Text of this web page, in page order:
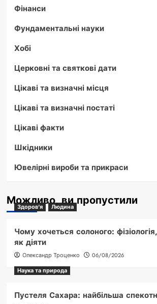
Фінанси
Фундаментальні науки
Хобі
Церковні та святкові дати
Цікаві та визначні місця
Цікаві та визначні постаті
Цікаві факти
Шкідники
Ювелірні вироби та прикраси
Можливо, ви пропустили
Здоров'я Людина
Чому хочеться солоного:
як діяти
Олександр Троценко
06/08/2026
Наука та природа
Пустеля Сахара: найбільша